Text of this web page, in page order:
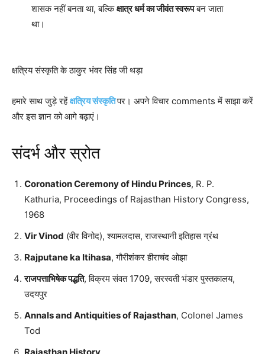
शासक नहीं बनता था, बल्किक्षात्र धर्म का जीवंत स्वरूपबन जाता
था।
क्षत्रिय संस्कृति के ठाकुर भंवर सिंह जी थड़ा
हमारे साथ जुड़े रहेंक्षत्रिय संस्कृतिपर। अपने विचार comments में साझा करें
और इस ज्ञान को आगे बढ़ाएं।
संदर्भ और स्रोत
Coronation Ceremony of Hindu Princes, R. P.
Kathuria, Proceedings of Rajasthan History Congress,
1968
Vir Vinod (वीर विनोद), श्यामलदास, राजस्थानी इतिहास ग्रंथ
Rajputane ka Itihasa, गौरीशंकर हीराचंद ओझा
राजपत्ताभिषेक पद्धति, विक्रम संवत 1709, सरस्वती भंडार पुस्तकालय,
उदयपुर
Annals and Antiquities of Rajasthan, Colonel James
Tod